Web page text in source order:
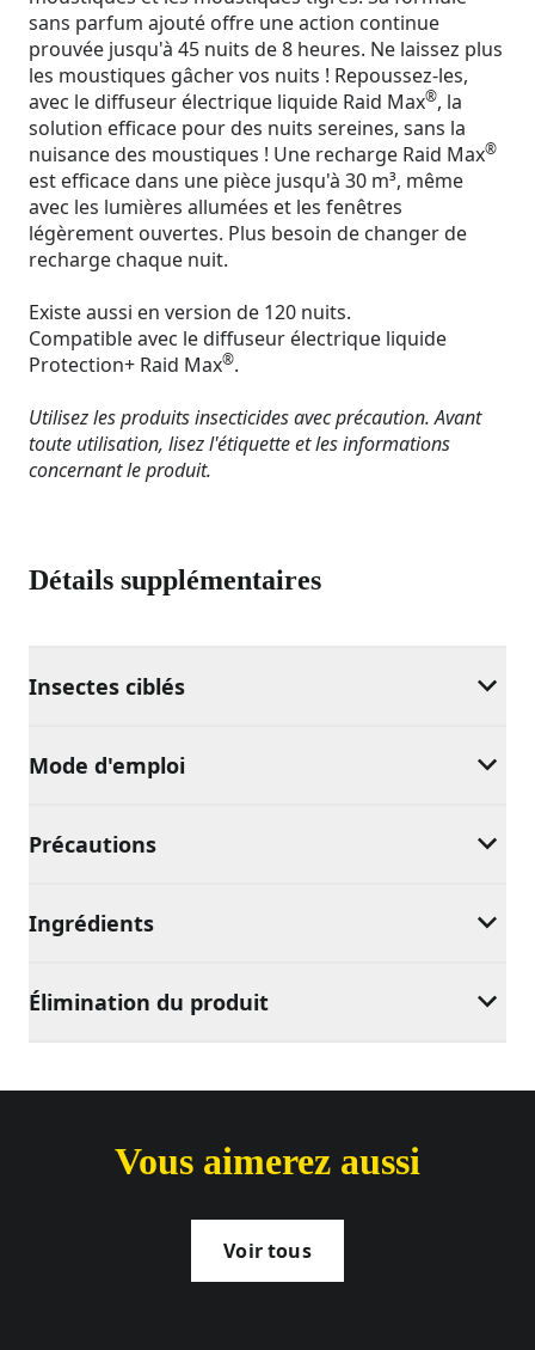
sans parfum ajouté offre une action continue
prouvée jusqu'à 45 nuits de 8 heures. Ne laissez plus
les moustiques gâcher vos nuits ! Repoussez-les,
avec le diffuseur électrique liquide Raid Max®, la
solution efficace pour des nuits sereines, sans la
nuisance des moustiques ! Une recharge Raid Max®
est efficace dans une pièce jusqu'à 30 m³, même
avec les lumières allumées et les fenêtres
légèrement ouvertes. Plus besoin de changer de
recharge chaque nuit.
Existe aussi en version de 120 nuits.
Compatible avec le diffuseur électrique liquide
Protection+ Raid Max®.
Utilisez les produits insecticides avec précaution. Avant
toute utilisation, lisez l'étiquette et les informations
concernant le produit.
Détails supplémentaires
Insectes ciblés
Mode d'emploi
Précautions
Ingrédients
Élimination du produit
Vous aimerez aussi
Voir tous